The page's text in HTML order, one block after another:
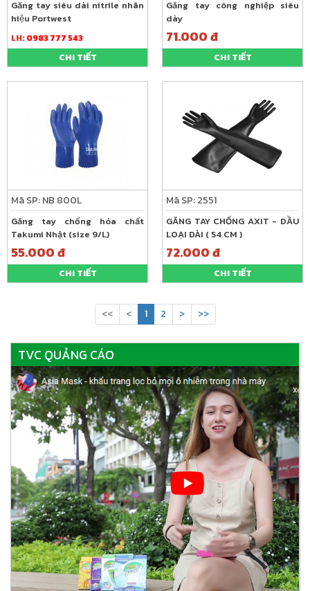
Găng tay siêu dài nitrile nhãn
hiệu Portwest
LH:0983 777 543
CHI TIẾT
Găng tay công nghiệp siêu
dày
71.000 đ
CHI TIẾT
Mã SP: NB 800L
Găng tay chống hóa chất
Takumi Nhật (size 9/L)
55.000 đ
CHI TIẾT
Mã SP: 2551
GĂNG TAY CHỐNG AXIT - DẦU
LOẠI DÀI ( 54 CM )
72.000 đ
CHI TIẾT
<< < 1 2 > >>
TVC QUẢNG CÁO